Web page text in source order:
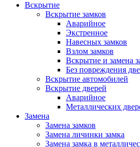
Вскрытие
Вскрытие замков
Аварийное
Экстренное
Навесных замков
Взлом замков
Вскрытие и замена
Без повреждения
Вскрытие автомобилей
Вскрытие дверей
Аварийное
Металлических
Замена
Замена замков
Замена личинки замка
Замена замка в